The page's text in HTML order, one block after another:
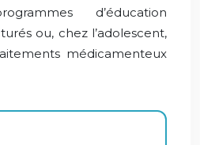
d’éducation
ou, chez l’adolescent,
médicamenteux